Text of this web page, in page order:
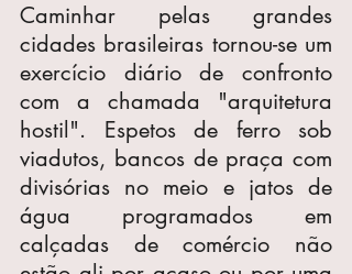
Caminhar pelas grandes
cidades brasileiras tornou-se um
exercício diário de confronto
com a chamada "arquitetura
hostil". Espetos de ferro sob
viadutos, bancos de praça com
divisórias no meio e jatos de
água programados em
calçadas de comércio não